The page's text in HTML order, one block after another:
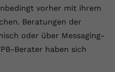
vorher mit ihrem
Beratungen der
oder über Messaging-
Berater haben sich
gesetzte Cookie